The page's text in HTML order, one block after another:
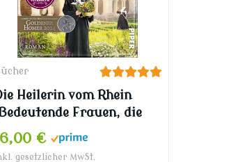
Heilerin vom Rhein
Frauen, die
Welt verändern 16):
von Bingen – In
€
gesetzlicher MwSt.